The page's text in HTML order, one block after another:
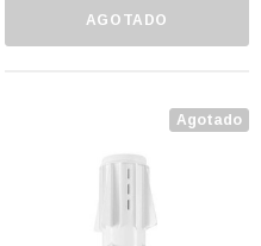
AGOTADO
Agotado